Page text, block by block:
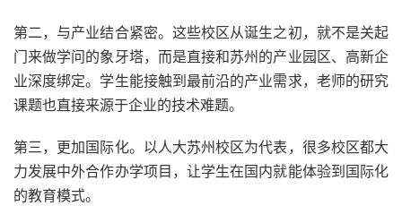
第二，与产业结合紧密。这些校区从诞生之初，就不是关起
门来做学问的象牙塔，而是直接和苏州的产业园区、高新企
业深度绑定。学生能接触到最前沿的产业需求，老师的研究
课题也直接来源于企业的技术难题。
第三，更加国际化。以人大苏州校区为代表，很多校区都大
力发展中外合作办学项目，让学生在国内就能体验到国际化
的教育模式。